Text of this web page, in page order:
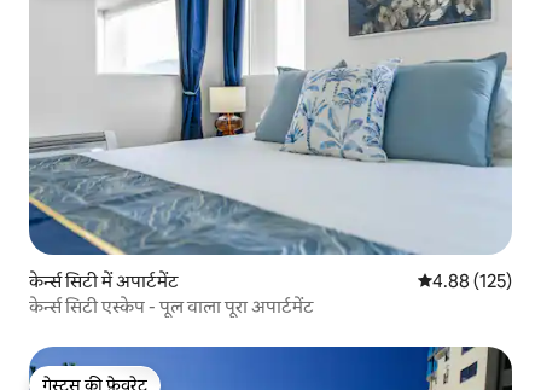
केर्न्स सिटी में अपार्टमेंट औसत रेटिंग 5 में से
4.88 (125)
केर्न्स सिटी एस्केप - पूल वाला पूरा अपार्टमेंट
गेस्ट्स की फ़ेवरेट